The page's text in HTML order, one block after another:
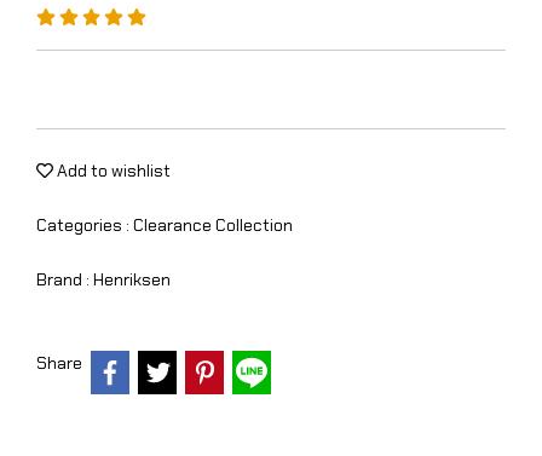
Add to wishlist
Categories : Clearance Collection
Brand : Henriksen
Share